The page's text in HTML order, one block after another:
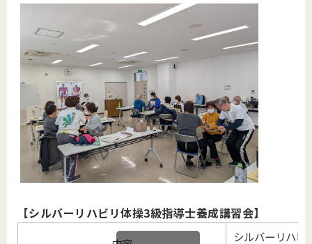
【シルバーリハビリ体操3級指導士養成講習会】
シルバーリハビ